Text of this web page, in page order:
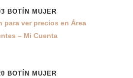
BOTÍN MUJER
para ver precios en Área
– Mi Cuenta
BOTÍN MUJER